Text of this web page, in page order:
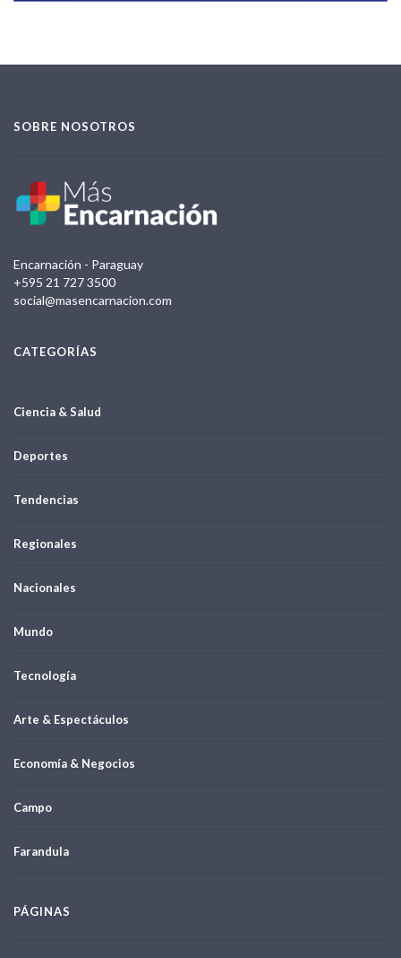
SOBRE NOSOTROS
Encarnación - Paraguay
+595 21 727 3500
social@masencarnacion.com
CATEGORÍAS
Ciencia & Salud
Deportes
Tendencias
Regionales
Nacionales
Mundo
Tecnología
Arte & Espectáculos
Economía & Negocios
Campo
Farandula
PÁGINAS